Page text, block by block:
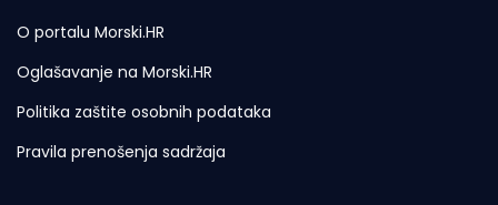
O portalu Morski.HR
Oglašavanje na Morski.HR
Politika zaštite osobnih podataka
Pravila prenošenja sadržaja